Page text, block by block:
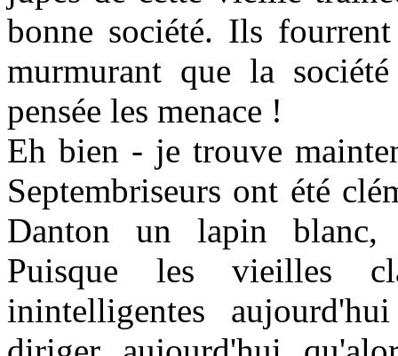
bonne société. Ils
murmurant que la
pensée les menace !
Eh bien - je trouve
Septembriseurs ont été
Danton un lapin blanc,
Puisque les vieilles
inintelligentes